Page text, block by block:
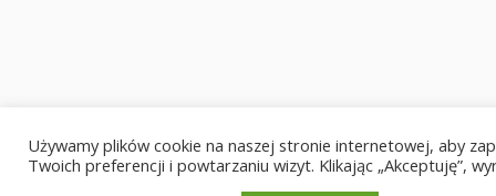
Używamy plików cookie na naszej stronie internetowej, aby
Twoich preferencji i powtarzaniu wizyt. Klikając „Akceptuję”,